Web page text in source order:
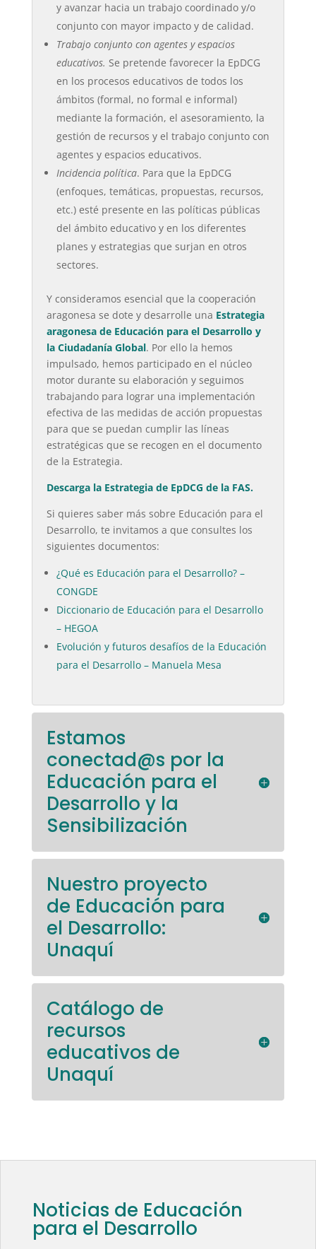
y avanzar hacia un trabajo coordinado y/o
conjunto con mayor impacto y de calidad.
Trabajo conjunto con agentes y espacios
educativos. Se pretende favorecer la EpDCG
en los procesos educativos de todos los
ámbitos (formal, no formal e informal)
mediante la formación, el asesoramiento, la
gestión de recursos y el trabajo conjunto con
agentes y espacios educativos.
Incidencia política. Para que la EpDCG
(enfoques, temáticas, propuestas, recursos,
etc.) esté presente en las políticas públicas
del ámbito educativo y en los diferentes
planes y estrategias que surjan en otros
sectores.
Y consideramos esencial que la cooperación
aragonesa se dote y desarrolle una Estrategia
aragonesa de Educación para el Desarrollo y
la Ciudadanía Global. Por ello la hemos
impulsado, hemos participado en el núcleo
motor durante su elaboración y seguimos
trabajando para lograr una implementación
efectiva de las medidas de acción propuestas
para que se puedan cumplir las líneas
estratégicas que se recogen en el documento
de la Estrategia.
Descarga la Estrategia de EpDCG de la FAS.
Si quieres saber más sobre Educación para el
Desarrollo, te invitamos a que consultes los
siguientes documentos:
¿Qué es Educación para el Desarrollo? –
CONGDE
Diccionario de Educación para el Desarrollo
– HEGOA
Evolución y futuros desafíos de la Educación
para el Desarrollo – Manuela Mesa
Estamos
conectad@s por la
Educación para el
Desarrollo y la
Sensibilización
Nuestro proyecto
de Educación para
el Desarrollo:
Unaquí
Catálogo de
recursos
educativos de
Unaquí
Noticias de Educación
para el Desarrollo